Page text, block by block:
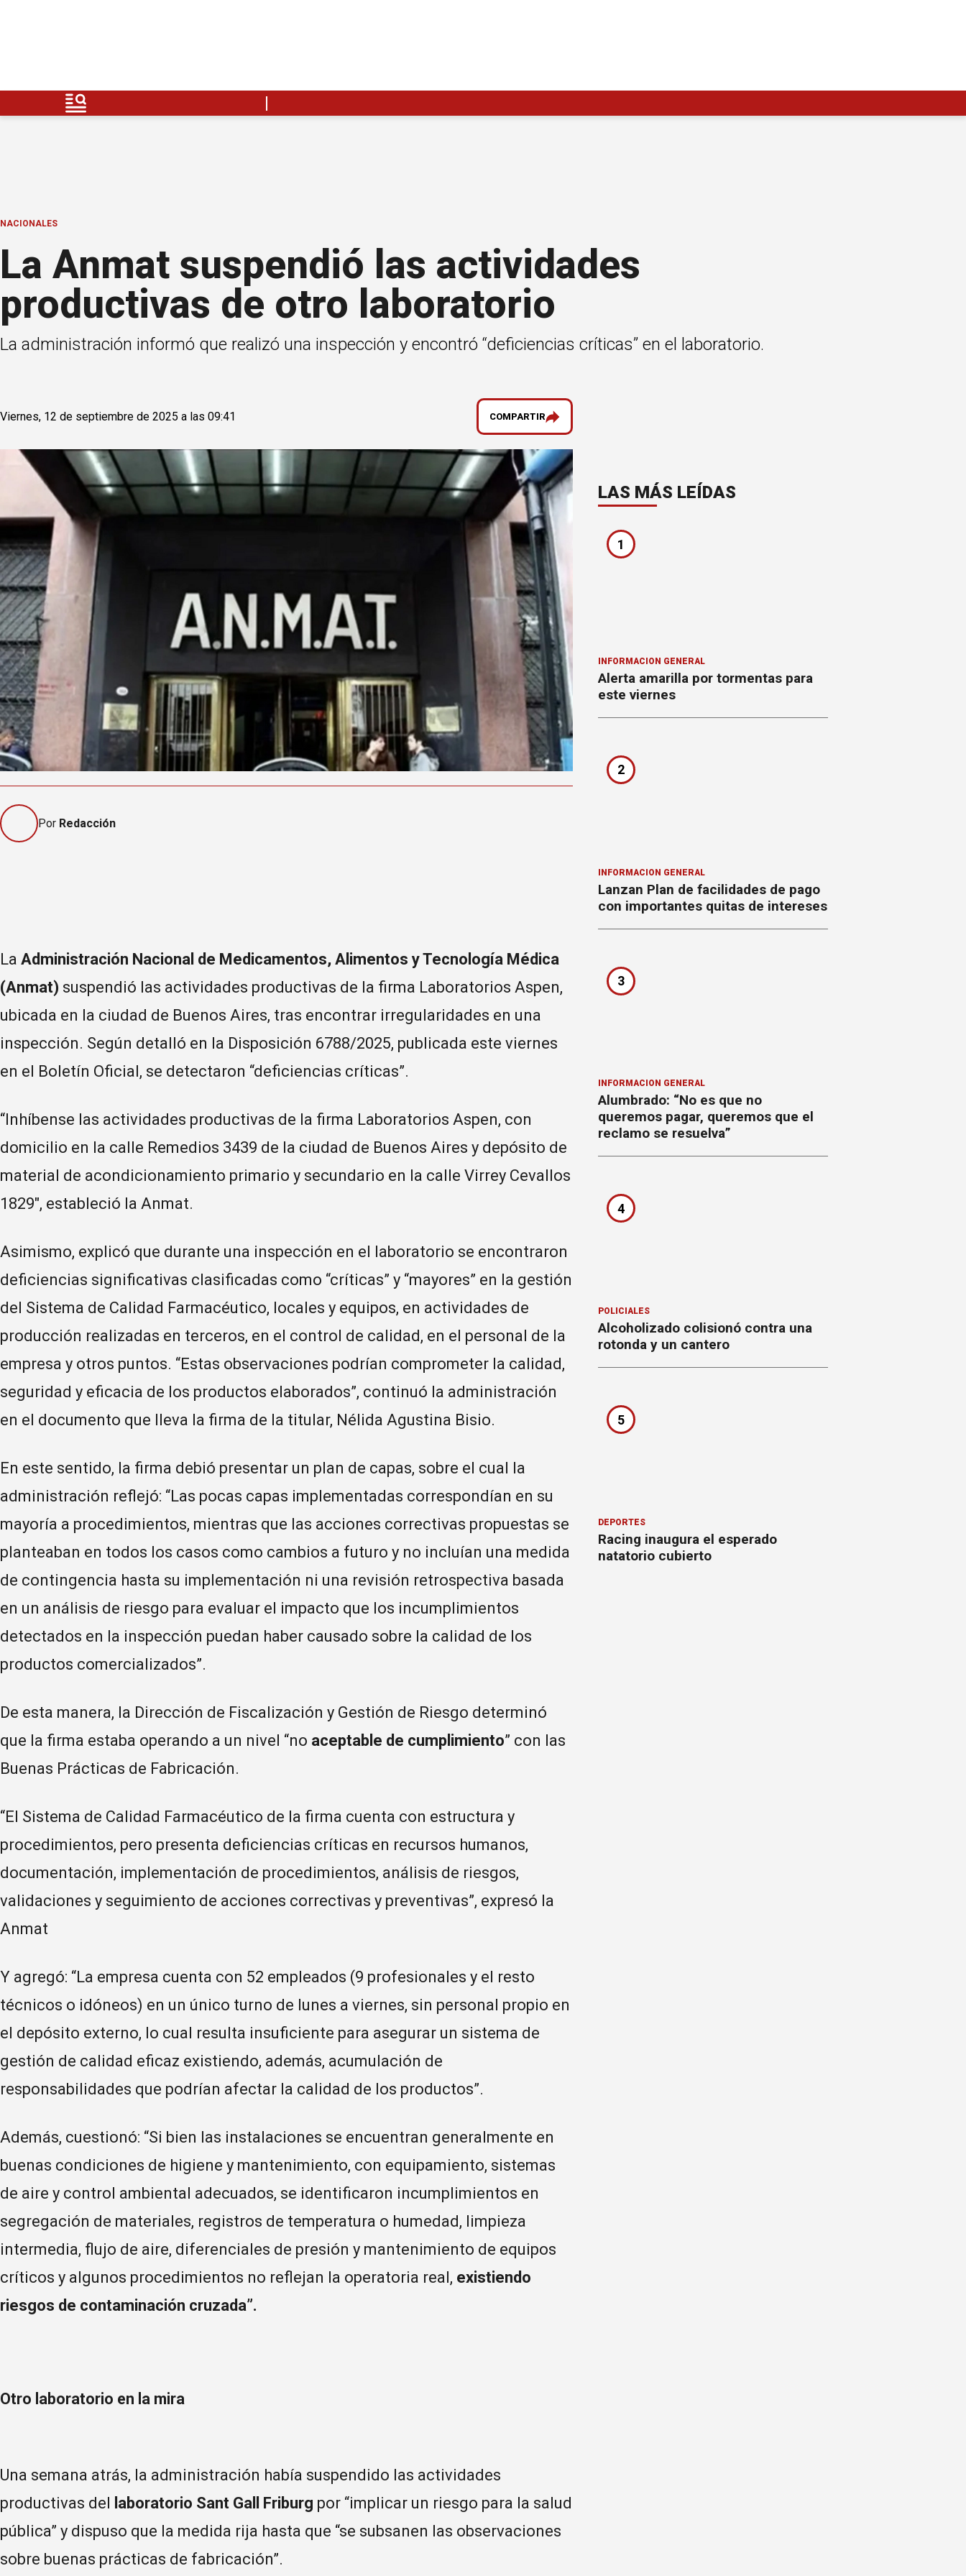
NACIONALES
La Anmat suspendió las actividades
productivas de otro laboratorio
La administración informó que realizó una inspección y encontró “deficiencias críticas” en el laboratorio.
Viernes, 12 de septiembre de 2025 a las 09:41 COMPARTIR
Por Redacción
La Administración Nacional de Medicamentos, Alimentos y Tecnología Médica
(Anmat) suspendió las actividades productivas de la firma Laboratorios Aspen,
ubicada en la ciudad de Buenos Aires, tras encontrar irregularidades en una
inspección. Según detalló en la Disposición 6788/2025, publicada este viernes
en el Boletín Oficial, se detectaron “deficiencias críticas”.
“Inhíbense las actividades productivas de la firma Laboratorios Aspen, con
domicilio en la calle Remedios 3439 de la ciudad de Buenos Aires y depósito de
material de acondicionamiento primario y secundario en la calle Virrey Cevallos
1829″, estableció la Anmat.
Asimismo, explicó que durante una inspección en el laboratorio se encontraron
deficiencias significativas clasificadas como “críticas” y “mayores” en la gestión
del Sistema de Calidad Farmacéutico, locales y equipos, en actividades de
producción realizadas en terceros, en el control de calidad, en el personal de la
empresa y otros puntos. “Estas observaciones podrían comprometer la calidad,
seguridad y eficacia de los productos elaborados”, continuó la administración
en el documento que lleva la firma de la titular, Nélida Agustina Bisio.
En este sentido, la firma debió presentar un plan de capas, sobre el cual la
administración reflejó: “Las pocas capas implementadas correspondían en su
mayoría a procedimientos, mientras que las acciones correctivas propuestas se
planteaban en todos los casos como cambios a futuro y no incluían una medida
de contingencia hasta su implementación ni una revisión retrospectiva basada
en un análisis de riesgo para evaluar el impacto que los incumplimientos
detectados en la inspección puedan haber causado sobre la calidad de los
productos comercializados”.
De esta manera, la Dirección de Fiscalización y Gestión de Riesgo determinó
que la firma estaba operando a un nivel “no aceptable de cumplimiento” con las
Buenas Prácticas de Fabricación.
“El Sistema de Calidad Farmacéutico de la firma cuenta con estructura y
procedimientos, pero presenta deficiencias críticas en recursos humanos,
documentación, implementación de procedimientos, análisis de riesgos,
validaciones y seguimiento de acciones correctivas y preventivas”, expresó la
Anmat
Y agregó: “La empresa cuenta con 52 empleados (9 profesionales y el resto
técnicos o idóneos) en un único turno de lunes a viernes, sin personal propio en
el depósito externo, lo cual resulta insuficiente para asegurar un sistema de
gestión de calidad eficaz existiendo, además, acumulación de
responsabilidades que podrían afectar la calidad de los productos”.
Además, cuestionó: “Si bien las instalaciones se encuentran generalmente en
buenas condiciones de higiene y mantenimiento, con equipamiento, sistemas
de aire y control ambiental adecuados, se identificaron incumplimientos en
segregación de materiales, registros de temperatura o humedad, limpieza
intermedia, flujo de aire, diferenciales de presión y mantenimiento de equipos
críticos y algunos procedimientos no reflejan la operatoria real, existiendo
riesgos de contaminación cruzada”.
Otro laboratorio en la mira
Una semana atrás, la administración había suspendido las actividades
productivas del
laboratorio Sant Gall Friburg por “implicar un riesgo para la salud
pública” y dispuso que la medida rija hasta que “se subsanen las observaciones
sobre buenas prácticas de fabricación”.
LAS MÁS LEÍDAS
1
INFORMACION GENERAL
Alerta amarilla por tormentas para
este viernes
2
INFORMACION GENERAL
Lanzan Plan de facilidades de pago
con importantes quitas de intereses
3
INFORMACION GENERAL
Alumbrado: “No es que no
queremos pagar, queremos que el
reclamo se resuelva”
4
POLICIALES
Alcoholizado colisionó contra una
rotonda y un cantero
5
DEPORTES
Racing inaugura el esperado
natatorio cubierto